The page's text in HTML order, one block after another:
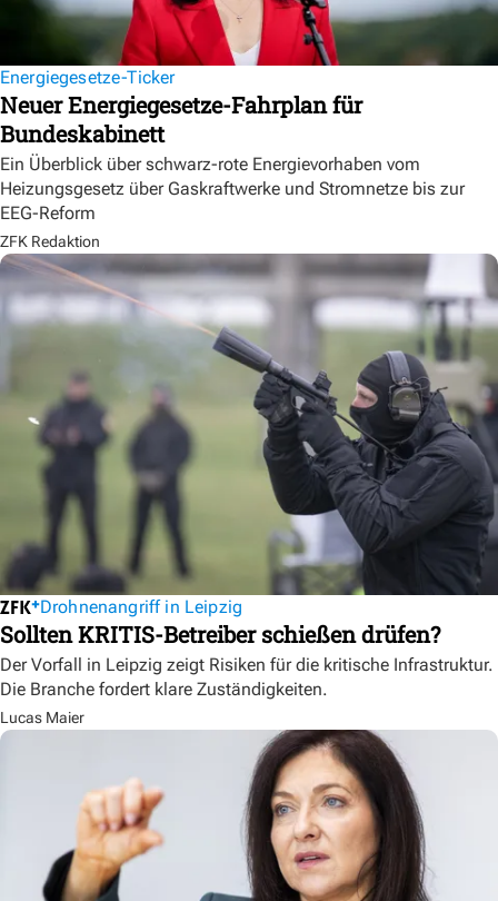
Energiegesetze-Ticker
Neuer Energiegesetze-Fahrplan für
Bundeskabinett
Ein Überblick über schwarz-rote Energievorhaben vom
Heizungsgesetz über Gaskraftwerke und Stromnetze bis zur
EEG-Reform
ZFK Redaktion
Drohnenangriff in Leipzig
Sollten KRITIS-Betreiber schießen drüfen?
Der Vorfall in Leipzig zeigt Risiken für die kritische Infrastruktur.
Die Branche fordert klare Zuständigkeiten.
Lucas Maier